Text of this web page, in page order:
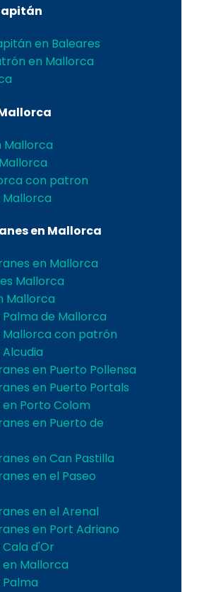
en Baleares
en Mallorca
Mallorca
con patron
Mallorca
en Mallorca
en Mallorca
Mallorca
Mallorca
de Mallorca
con patrón
en Puerto Pollensa
en Puerto Portals
Porto Colom
en Puerto de
en Can Pastilla
en el Paseo
en el Arenal
en Port Adriano
d'Or
Mallorca